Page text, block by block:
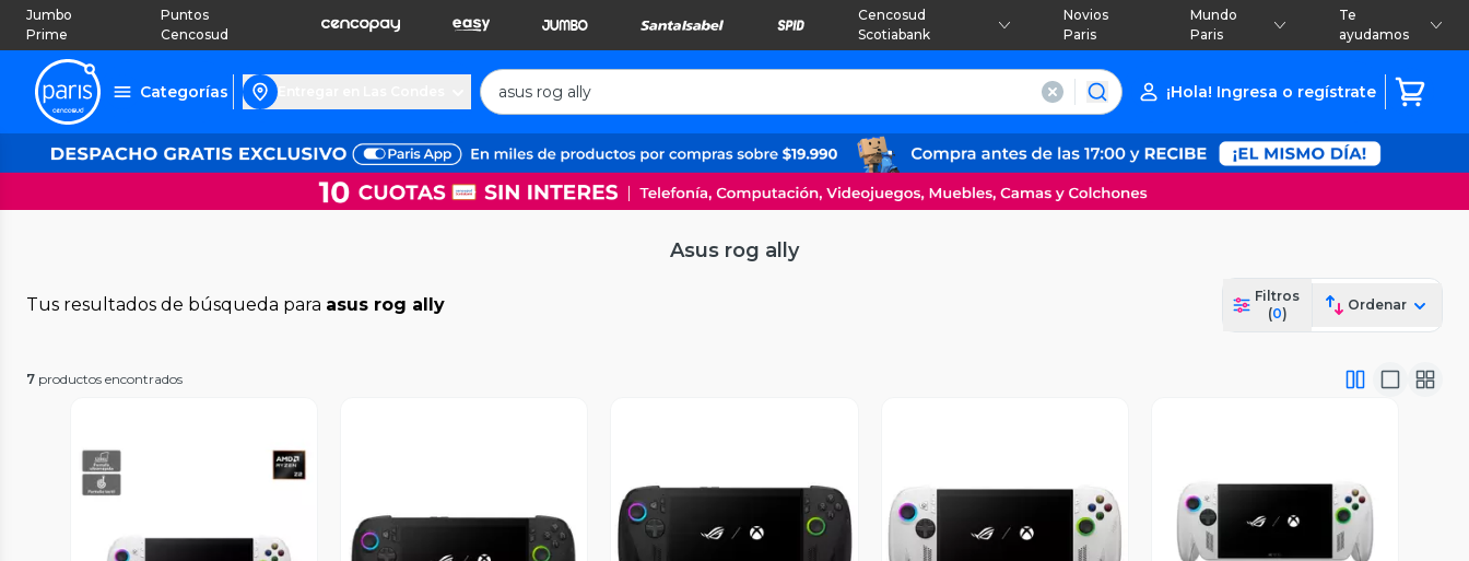
Jumbo
Prime
Puntos
Cencosud
Cencosud
Scotiabank
Novios
Paris
Mundo
Paris
Te
ayudamos
Categorías ¡Hola! Ingresa o regístrate
Asus rog ally
Tus resultados de búsqueda para asus rog ally
Filtros
(0)
Ordenar
7 productos encontrados
Vista Previa Vista Previa